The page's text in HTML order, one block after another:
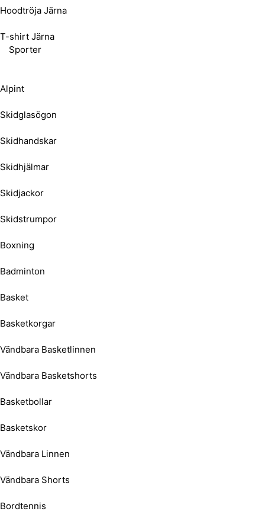
Hoodtröja Järna
T-shirt Järna
Sporter
Alpint
Skidglasögon
Skidhandskar
Skidhjälmar
Skidjackor
Skidstrumpor
Boxning
Badminton
Basket
Basketkorgar
Vändbara Basketlinnen
Vändbara Basketshorts
Basketbollar
Basketskor
Vändbara Linnen
Vändbara Shorts
Bordtennis